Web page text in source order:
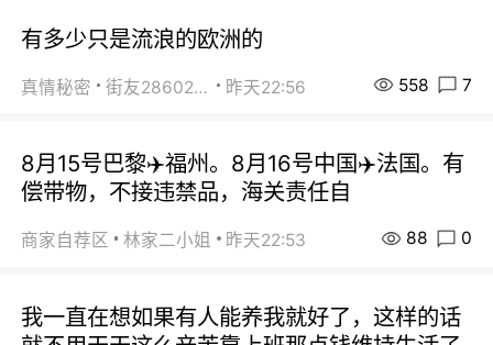
有多少只是流浪的欧洲的
真情秘密 街友28602925 昨天22:56 558 7
8月15号巴黎✈️福州。8月16号中国✈️法国。有
偿带物，不接违禁品，海关责任自
商家自荐区 林家二小姐 昨天22:53 88 0
我一直在想如果有人能养我就好了，这样的话